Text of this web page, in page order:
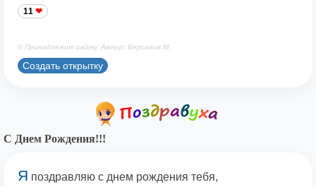
11
© Принадлежит сайту. Автор: Берсанов М.
Создать открытку
С Днем Рождения!!!
Я поздравляю с днем рождения тебя,